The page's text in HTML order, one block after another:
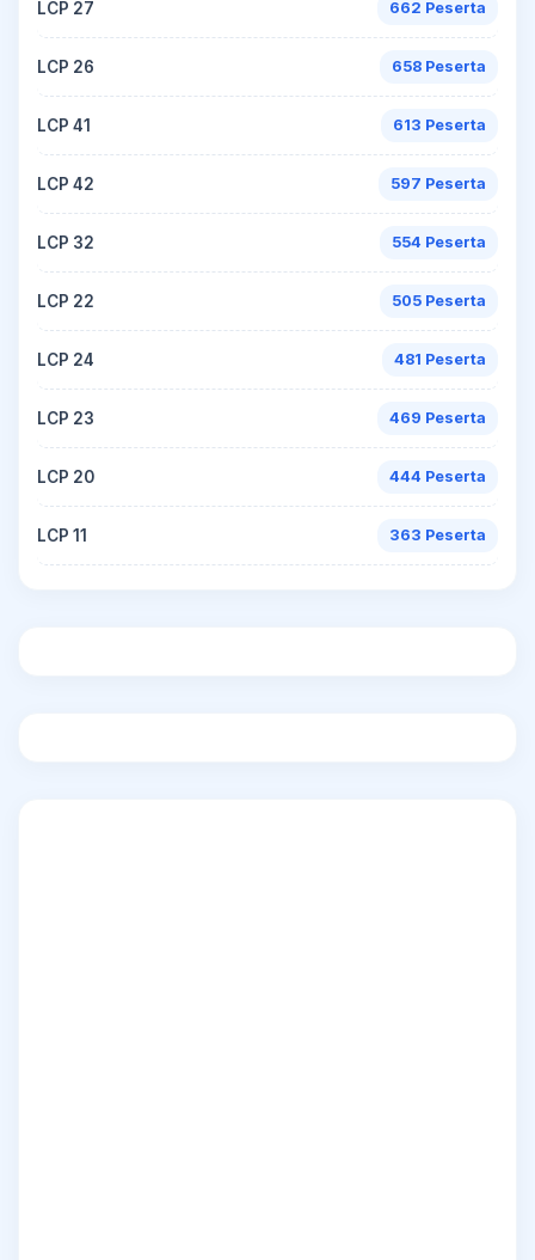
LCP 27 662 Peserta
LCP 26 658 Peserta
LCP 41 613 Peserta
LCP 42 597 Peserta
LCP 32 554 Peserta
LCP 22 505 Peserta
LCP 24 481 Peserta
LCP 23 469 Peserta
LCP 20 444 Peserta
LCP 11 363 Peserta